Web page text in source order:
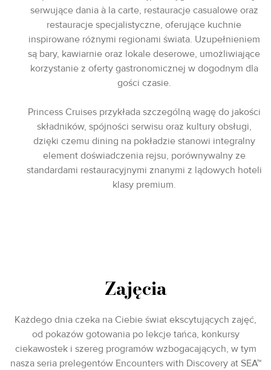
serwujące dania à la carte, restauracje casualowe oraz
restauracje specjalistyczne, oferujące kuchnie
inspirowane różnymi regionami świata. Uzupełnieniem
są bary, kawiarnie oraz lokale deserowe, umożliwiające
korzystanie z oferty gastronomicznej w dogodnym dla
gości czasie.
Princess Cruises przykłada szczególną wagę do jakości
składników, spójności serwisu oraz kultury obsługi,
dzięki czemu dining na pokładzie stanowi integralny
element doświadczenia rejsu, porównywalny ze
standardami restauracyjnymi znanymi z lądowych hoteli
klasy premium.
Zajęcia
Każdego dnia czeka na Ciebie świat ekscytujących zajęć,
od pokazów gotowania po lekcje tańca, konkursy
ciekawostek i szereg programów wzbogacających, w tym
nasza seria prelegentów Encounters with Discovery at SEA™